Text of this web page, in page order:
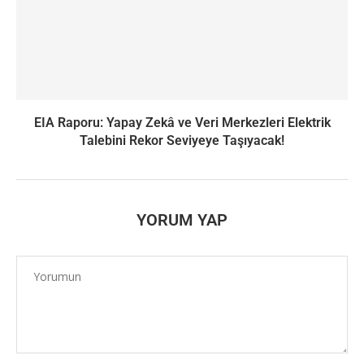
EIA Raporu: Yapay Zekâ ve Veri Merkezleri Elektrik
Talebini Rekor Seviyeye Taşıyacak!
YORUM YAP